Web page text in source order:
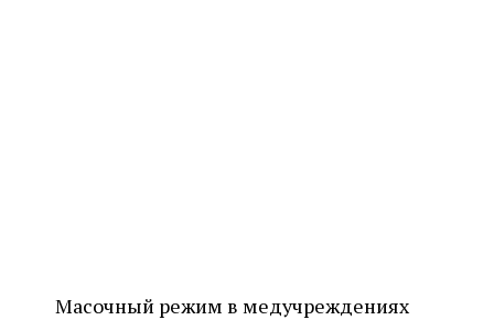
Масочный режим в медучреждениях